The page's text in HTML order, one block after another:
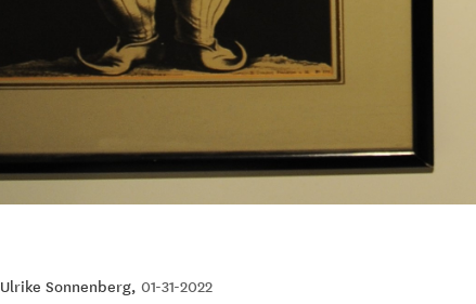
Ulrike Sonnenberg, 01-31-2022